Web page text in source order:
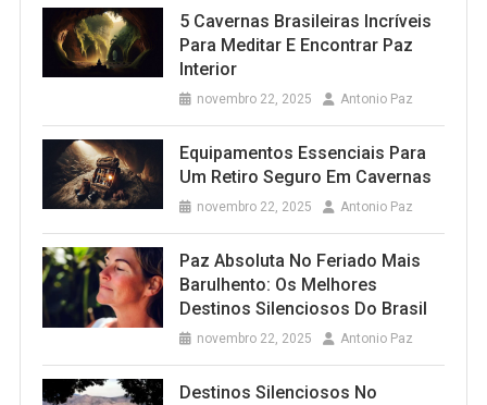
5 Cavernas Brasileiras Incríveis
Para Meditar E Encontrar Paz
Interior
novembro 22, 2025 Antonio Paz
Equipamentos Essenciais Para
Um Retiro Seguro Em Cavernas
novembro 22, 2025 Antonio Paz
Paz Absoluta No Feriado Mais
Barulhento: Os Melhores
Destinos Silenciosos Do Brasil
novembro 22, 2025 Antonio Paz
Destinos Silenciosos No